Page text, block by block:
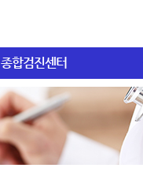
종합검진센터